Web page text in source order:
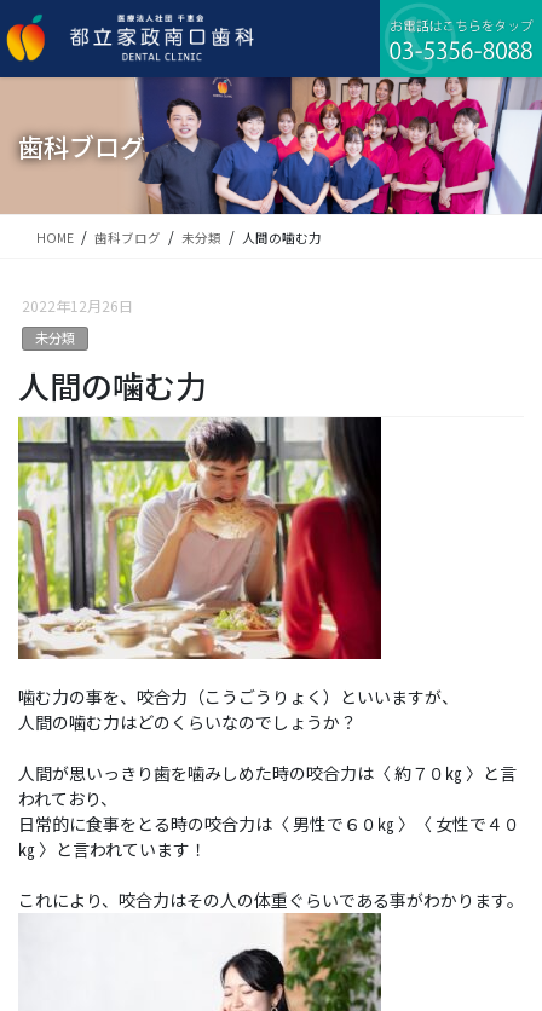
ン
テ
ビ
ゲ
移
歯科ブログ
HOME 歯科ブログ 未分類 人間の噛む力
2022年12月26日
未分類
人間の噛む力
噛む力の事を、咬合力（こうごうりょく）といいますが、
人間の噛む力はどのくらいなのでしょうか？
人間が思いっきり歯を噛みしめた時の咬合力は〈 約７０㎏ 〉と言
われており、
日常的に食事をとる時の咬合力は〈 男性で６０㎏ 〉〈 女性で４０
㎏ 〉と言われています！
これにより、咬合力はその人の体重ぐらいである事がわかります。